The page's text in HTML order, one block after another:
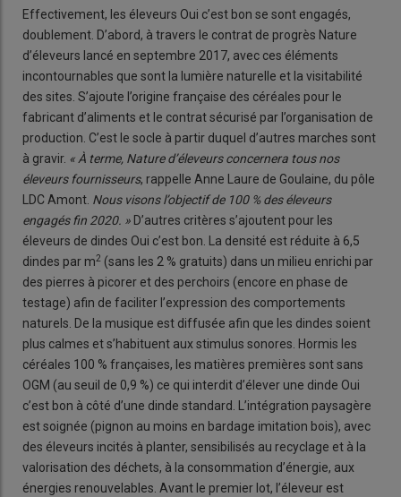
Effectivement, les éleveurs Oui c’est bon se sont engagés,
doublement. D’abord, à travers le contrat de progrès Nature
d’éleveurs lancé en septembre 2017, avec ces éléments
incontournables que sont la lumière naturelle et la visitabilité
des sites. S’ajoute l’origine française des céréales pour le
fabricant d’aliments et le contrat sécurisé par l’organisation de
production. C’est le socle à partir duquel d’autres marches sont
à gravir. « À terme, Nature d’éleveurs concernera tous nos
éleveurs fournisseurs, rappelle Anne Laure de Goulaine, du pôle
LDC Amont. Nous visons l’objectif de 100 % des éleveurs
engagés fin 2020. » D’autres critères s’ajoutent pour les
éleveurs de dindes Oui c’est bon. La densité est réduite à 6,5
dindes par m2 (sans les 2 % gratuits) dans un milieu enrichi par
des pierres à picorer et des perchoirs (encore en phase de
testage) afin de faciliter l’expression des comportements
naturels. De la musique est diffusée afin que les dindes soient
plus calmes et s’habituent aux stimulus sonores. Hormis les
céréales 100 % françaises, les matières premières sont sans
OGM (au seuil de 0,9 %) ce qui interdit d’élever une dinde Oui
c’est bon à côté d’une dinde standard. L’intégration paysagère
est soignée (pignon au moins en bardage imitation bois), avec
des éleveurs incités à planter, sensibilisés au recyclage et à la
valorisation des déchets, à la consommation d’énergie, aux
énergies renouvelables. Avant le premier lot, l’éleveur est